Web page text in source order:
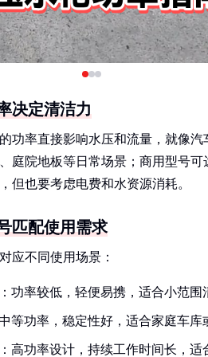
决定清洁力
功率直接影响水压和流量，就像
庭院地板等日常场景；商用型号
但也要考虑电费和水资源消耗。
匹配使用需求
应不同使用场景：
：功率较低，轻便易携，适合小范围
中等功率，稳定性好，适合家庭车库
：高功率设计，持续工作时间长，